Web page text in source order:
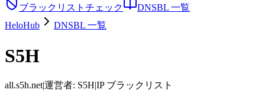
ブラックリストチェック
DNSBL 一覧
HeloHub
DNSBL 一覧
S5H
all.s5h.net|運営者: S5H|IP ブラックリスト